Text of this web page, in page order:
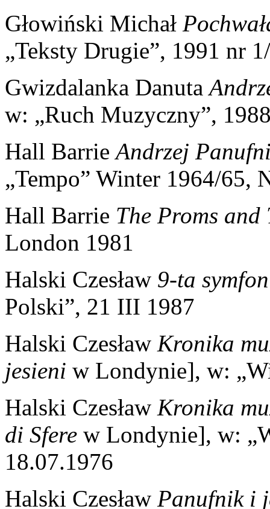
Głowiński Michał
„Teksty Drugie”, 1991 nr
Gwizdalanka Danuta
w: „Ruch Muzyczny”,
Hall BarrieAndrzej
„Tempo” Winter 1964/65,
Hall Barrie The Proms and
London 1981
Halski Czesław 9-ta
Polski”, 21 III 1987
Halski Czesław Kronika
jesieni w Londynie], w:
Halski Czesław Kronika
di Sfere w Londynie], w:
18.07.1976
Halski Czesław Panufnik i